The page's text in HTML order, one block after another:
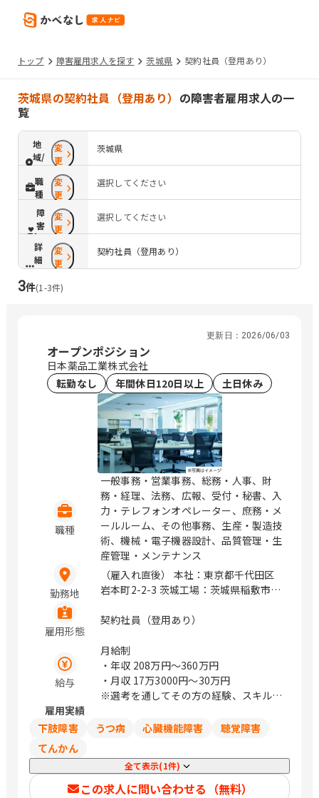
トップ 障害雇用求人を探す 茨城県 契約社員（登用あり）
茨城県の契約社員（登用あり） の障害者雇用求人の一
覧
地
域/
路
線
変
更
茨城県
職
種
変
更
選択してください
障
害
配
慮
変
更
選択してください
詳
細
条
件
変
更
契約社員（登用あり）
3件(1 -3件)
更新日： 2026/06/03
オープンポジション
日本薬品工業株式会社
転勤なし
年間休日120日以上 土日休み
職種
一般事務・営業事務、総務・人事、財
務・経理、法務、広報、受付・秘書、入
力・テレフォンオペレーター、庶務・メ
ールルーム、その他事務、生産・製造技
術、機械・電子機器設計、品質管理・生
産管理・メンテナンス
勤務地
（雇入れ直後） 本社：東京都千代田区
岩本町2-2-3 茨城工場：茨城県稲敷市伊
城県筑西市藤ケ谷799-1（車通勤OK）
小伝馬町、新日本橋、下総神崎、騰波ノ
江
雇用形態
契約社員（登用あり）
給与
月給制
・年収 208万円〜360万円
・月収 17万3000円〜30万円
※選考を通してその方の経験、スキルに
雇用実績
下肢障害
うつ病 心臓機能障害
聴覚障害
てんかん
全て表示(1件)
この求人に問い合わせる（無料）